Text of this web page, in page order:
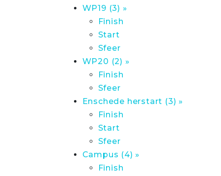
WP19 (3) »
Finish
Start
Sfeer
WP20 (2) »
Finish
Sfeer
Enschede herstart (3) »
Finish
Start
Sfeer
Campus (4) »
Finish